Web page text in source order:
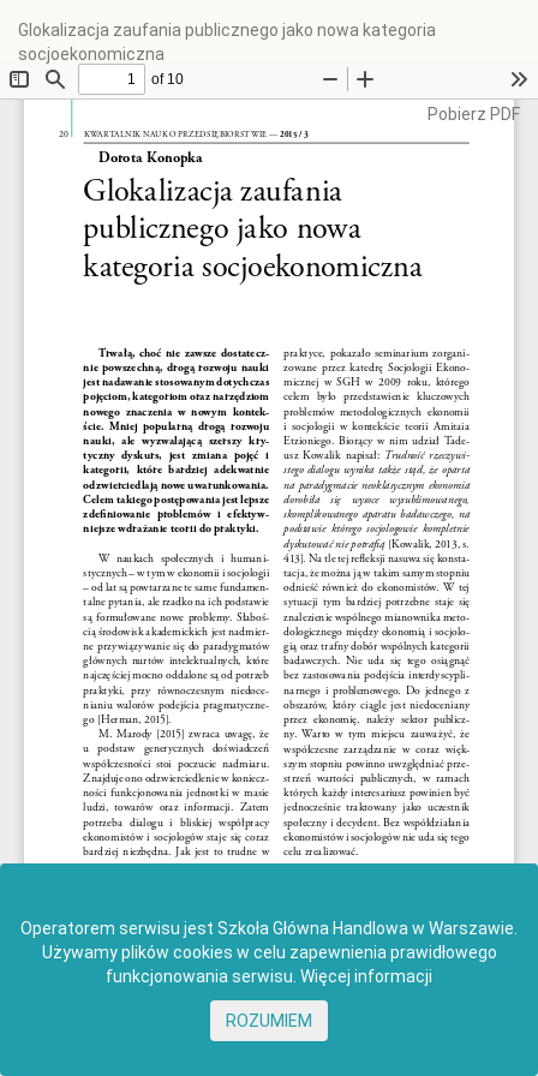
szczegółów
artykułu
Glokalizacja zaufania publicznego jako nowa kategoria
socjoekonomiczna
Pobierz
Pobierz PDF
Operatorem serwisu jest Szkoła Główna Handlowa w Warszawie.
Używamy plików cookies w celu zapewnienia prawidłowego
funkcjonowania serwisu. Więcej informacji
ROZUMIEM